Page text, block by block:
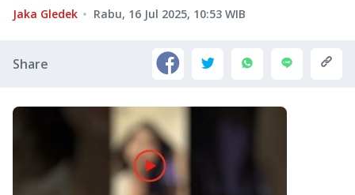
Jaka Gledek Rabu, 16 Jul 2025, 10:53 WIB
Share